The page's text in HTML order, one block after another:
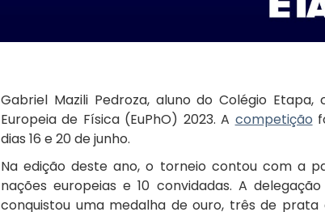
Gabriel Mazili Pedroza, aluno do Colégio
Europeia de Física (EuPhO) 2023. A competição
dias 16 e 20 de junho.
Na edição deste ano, o torneio contou com a
nações europeias e 10 convidadas. A
conquistou uma medalha de ouro, três de